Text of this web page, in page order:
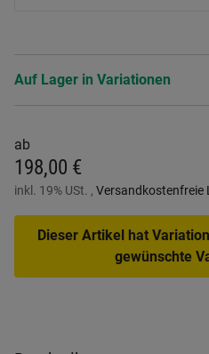
Auf Lager in Variationen
ab
198,00 €
inkl. 19% USt. , Versandkostenfreie
Dieser Artikel hat
gewünschte